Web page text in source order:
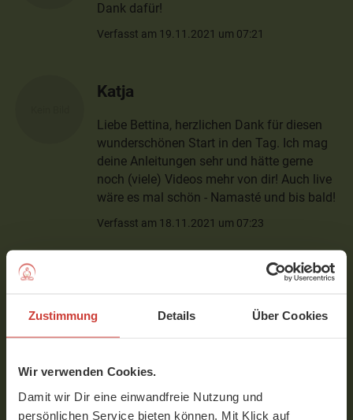
Zustimmung Details Über Cookies
Wir verwenden Cookies.
Damit wir Dir eine einwandfreie Nutzung und
persönlichen Service bieten können. Mit Klick auf
Dank dafür!
Verfasst am 19.11.2021 um 07:21
Katja
Liebe Bettina, herzlichen Dank für diesen
wunderschönen Start in den Tag. Ich mag
deine Anleitungen sehr und hätte gerne
noch (viele) Videos mehr von dir! Auch live
wäre es mal schön - Namasté und bis bald!
Verfasst am 18.11.2021 um 07:23
Du hast genau die Geschwindigkeit, die ich
etwas zu nachzujustieren. Vielen Dank!
Verfasst am 01.05.2021 um 10:44